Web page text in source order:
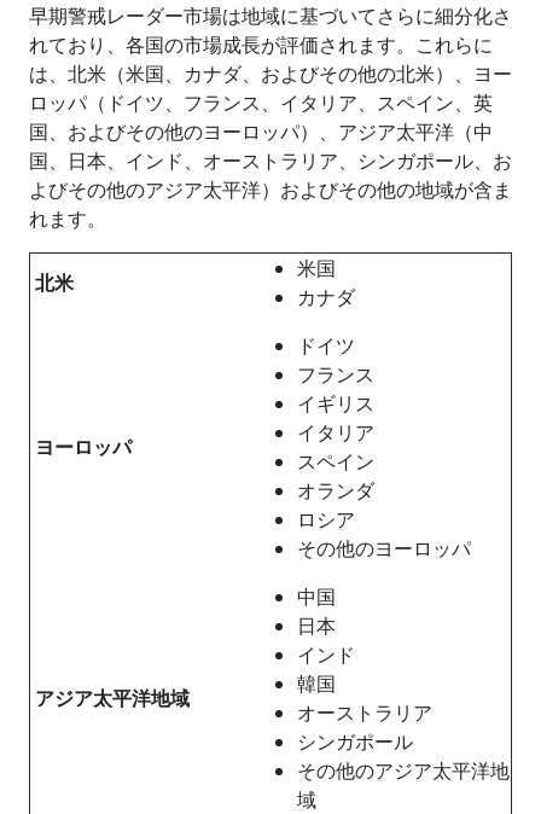
早期警戒レーダー市場は地域に基づいてさらに細分化さ
れており、各国の市場成長が評価されます。これらに
は、北米（米国、カナダ、およびその他の北米）、ヨー
ロッパ（ドイツ、フランス、イタリア、スペイン、英
国、およびその他のヨーロッパ）、アジア太平洋（中
国、日本、インド、オーストラリア、シンガポール、お
よびその他のアジア太平洋）およびその他の地域が含ま
れます。
北米
米国
カナダ
ヨーロッパ
ドイツ
フランス
イギリス
イタリア
スペイン
オランダ
ロシア
その他のヨーロッパ
アジア太平洋地域
中国
日本
インド
韓国
オーストラリア
シンガポール
その他のアジア太平洋地
域